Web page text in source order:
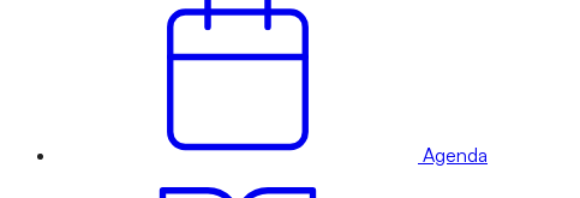
Agenda